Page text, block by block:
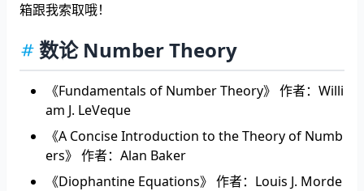
箱跟我索取哦！
数论 Number Theory
《Fundamentals of Number Theory》 作者：Willi
am J. LeVeque
《A Concise Introduction to the Theory of Numb
ers》 作者：Alan Baker
《Diophantine Equations》 作者：Louis J. Morde